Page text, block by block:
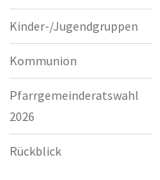
Kinder-/Jugendgruppen
Kommunion
Pfarrgemeinderatswahl
2026
Rückblick